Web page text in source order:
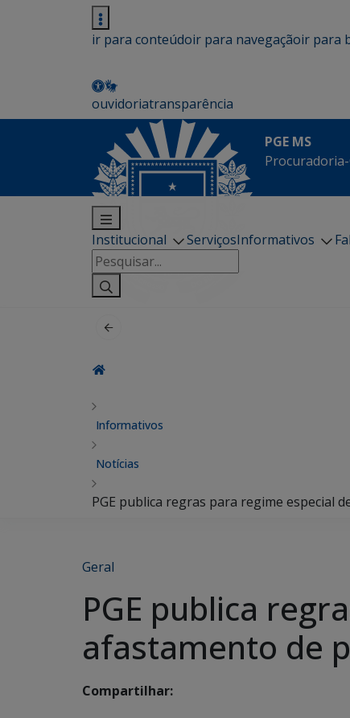
ir para conteúdoir para navegaçãoir para
ouvidoriatransparência
PGE MS
Institucional ServiçosInformativos
Pesquisar
por:
Informativos
Notícias
PGE publica regras para regime especial
Geral
PGE publica
afastamento de
Compartilhar: